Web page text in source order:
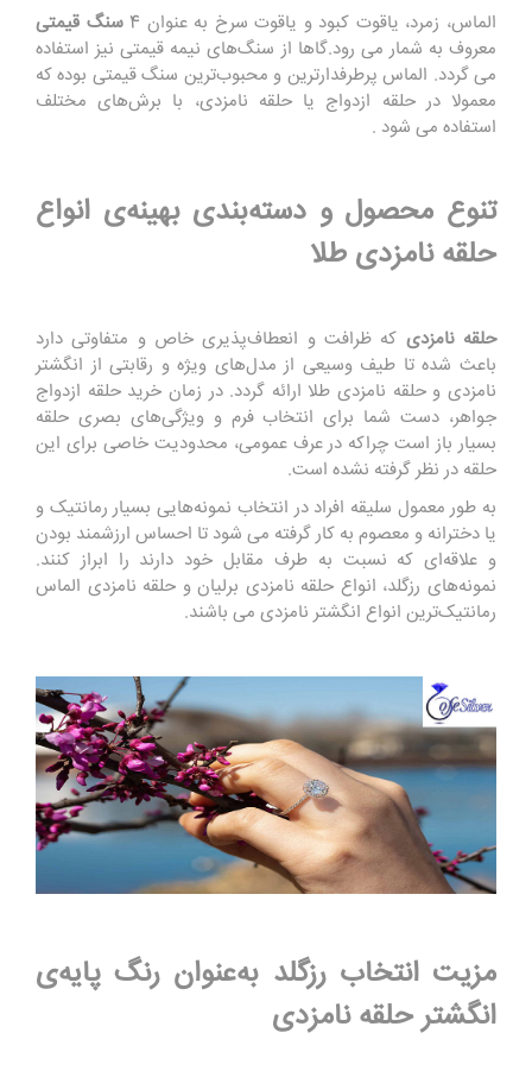
الماس، زمرد، یاقوت کبود و یاقوت سرخ به عنوان 4
سنگ قیمتی
معروف به شمار می رود.گاها از سنگ‌های نیمه قیمتی نیز استفاده
می گردد. الماس پرطرفدارترین و محبوب‌ترین سنگ قیمتی بوده که
معمولا در حلقه ازدواج یا حلقه نامزدی، با برش‌های مختلف
استفاده می شود .
تنوع محصول و دسته‌بندی بهینه‌ی انواع
حلقه نامزدی طلا
حلقه نامزدی که ظرافت و انعطاف‌پذیری خاص و متفاوتی دارد
باعث شده تا طیف وسیعی از مدل‌های ویژه و رقابتی از انگشتر
نامزدی و حلقه نامزدی طلا ارائه گردد. در زمان خرید حلقه ازدواج
جواهر، دست شما برای انتخاب فرم و ویژگی‌های بصری حلقه
بسیار باز است چراکه در عرف عمومی، محدودیت خاصی برای این
حلقه در نظر گرفته نشده است.
به طور معمول سلیقه افراد در انتخاب نمونه‌هایی بسیار رمانتیک و
یا دخترانه و معصوم به کار گرفته می شود تا احساس ارزشمند بودن
و علاقه‌ای که نسبت به طرف مقابل خود دارند را ابراز کنند.
نمونه‌های رزگلد، انواع حلقه نامزدی برلیان و حلقه نامزدی الماس
رمانتیک‌ترین انواع انگشتر نامزدی می باشند.
مزیت انتخاب رزگلد به‌عنوان رنگ پایه‌ی
انگشتر حلقه نامزدی